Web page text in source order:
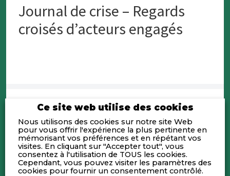
Journal de crise – Regards
croisés d’acteurs engagés
Ce site web utilise des cookies
Nous utilisons des cookies sur notre site Web
pour vous offrir l'expérience la plus pertinente en
mémorisant vos préférences et en répétant vos
visites. En cliquant sur "Accepter tout", vous
consentez à l'utilisation de TOUS les cookies.
Cependant, vous pouvez visiter les paramètres des
cookies pour fournir un consentement contrôlé.